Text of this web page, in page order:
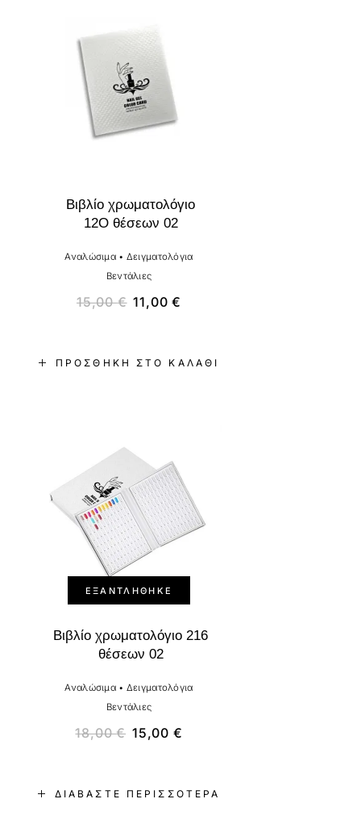
ΠΡΟΣΘΉΚΗ ΣΤΟ ΚΑΛΆΘΙ
Βιβλίο χρωματολόγιο
12Ο θέσεων 02
Αναλώσιμα• Δειγματολόγια
Βεντάλιες
15,00€ 11,00€
ΕΞΑΝΤΛΉΘΗΚΕ
ΔΙΑΒΆΣΤΕ ΠΕΡΙΣΣΌΤΕΡΑ
Βιβλίο χρωματολόγιο 216
θέσεων 02
Αναλώσιμα• Δειγματολόγια
Βεντάλιες
18,00€ 15,00 €